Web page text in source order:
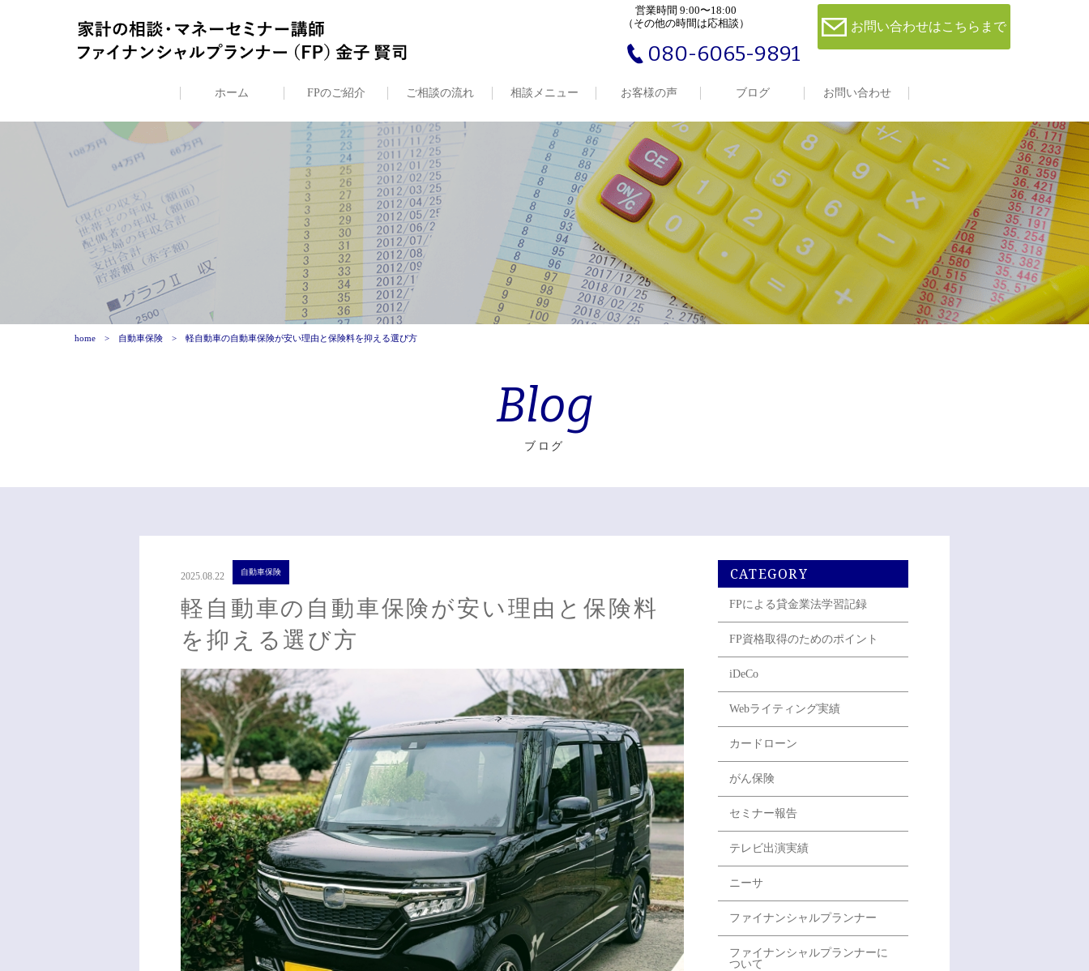
営業時間 9:00〜18:00
（その他の時間は応相談）
080-6065-9891
お問い合わせはこちらまで
ホーム FPのご紹介 ご相談の流れ 相談メニュー お客様の声 ブログ お問い合わせ
home 自動車保険 軽自動車の自動車保険が安い理由と保険料を抑える選び方
Blog
ブログ
2025.08.22 自動車保険
軽自動車の自動車保険が安い理由と保険料
を抑える選び方
CATEGORY
FPによる貸金業法学習記録
FP資格取得のためのポイント
iDeCo
Webライティング実績
カードローン
がん保険
セミナー報告
テレビ出演実績
ニーサ
ファイナンシャルプランナー
ファイナンシャルプランナーに
ついて